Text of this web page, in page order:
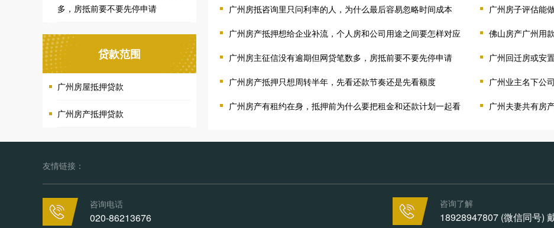
多，房抵前要不要先停申请
贷款范围
广州房屋抵押贷款
广州房产抵押贷款
广州房抵咨询里只问利率的人，为什么最后容易忽略时间成本 广州房子评估能
广州房产抵押想给企业补流，个人房和公司用途之间要怎样对应 佛山房产广州用
广州房主征信没有逾期但网贷笔数多，房抵前要不要先停申请 广州回迁房或安
广州房产抵押只想周转半年，先看还款节奏还是先看额度 广州业主名下公
广州房产有租约在身，抵押前为什么要把租金和还款计划一起看 广州夫妻共有房
友情链接：
咨询电话
020-86213676
咨询了解
18928947807 (微信同号)